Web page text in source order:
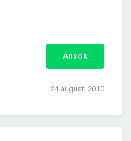
Ansök
24 augusti 2010